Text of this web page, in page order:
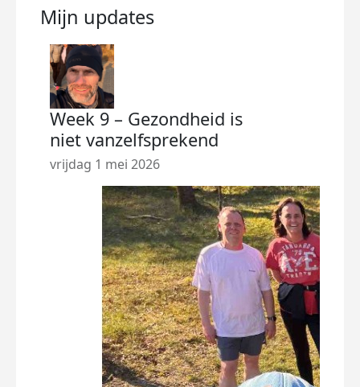
Mijn updates
Week 9 – Gezondheid is
niet vanzelfsprekend
vrijdag 1 mei 2026